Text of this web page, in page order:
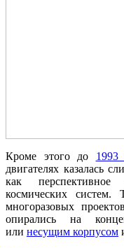
Кроме этого до 1993
двигателях казалась
как перспективное
космических систем.
многоразовых
опирались на
или несущим корпусом